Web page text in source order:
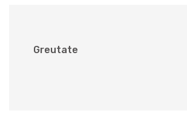
Greutate